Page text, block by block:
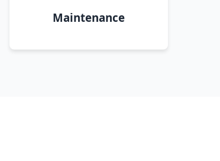
Maintenance